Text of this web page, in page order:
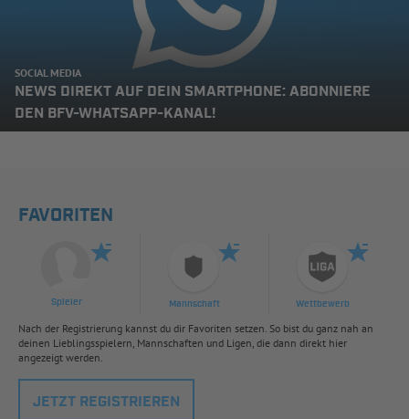
SOCIAL MEDIA
NEWS DIREKT AUF DEIN SMARTPHONE: ABONNIERE
DEN BFV-WHATSAPP-KANAL!
FAVORITEN
Spieler Mannschaft Wettbewerb
Nach der Registrierung kannst du dir Favoriten setzen. So bist du ganz nah an
deinen Lieblingsspielern, Mannschaften und Ligen, die dann direkt hier
angezeigt werden.
JETZT REGISTRIEREN